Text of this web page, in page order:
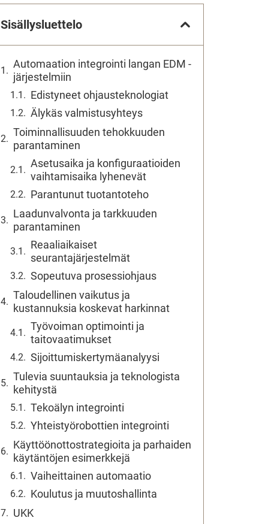
Sisällysluettelo
Automaation integrointi langan EDM -
järjestelmiin
Edistyneet ohjausteknologiat
Älykäs valmistusyhteys
Toiminnallisuuden tehokkuuden
parantaminen
Asetusaika ja konfiguraatioiden
vaihtamisaika lyhenevät
Parantunut tuotantoteho
Laadunvalvonta ja tarkkuuden
parantaminen
Reaaliaikaiset
seurantajärjestelmät
Sopeutuva prosessiohjaus
Taloudellinen vaikutus ja
kustannuksia koskevat harkinnat
Työvoiman optimointi ja
taitovaatimukset
Sijoittumiskertymäanalyysi
Tulevia suuntauksia ja teknologista
kehitystä
Tekoälyn integrointi
Yhteistyörobottien integrointi
Käyttöönottostrategioita ja parhaiden
käytäntöjen esimerkkejä
Vaiheittainen automaatio
Koulutus ja muutoshallinta
UKK